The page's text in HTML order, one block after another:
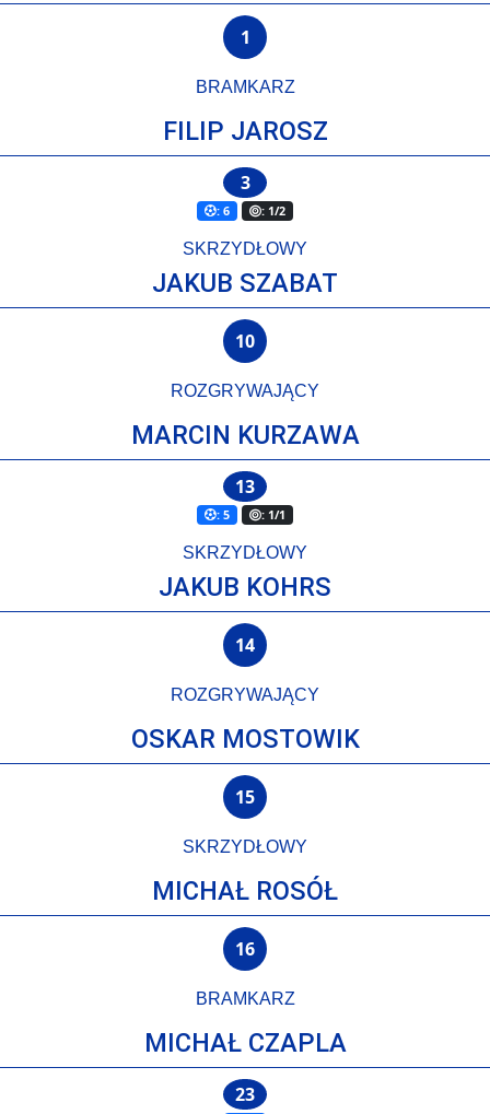
1
BRAMKARZ
FILIP JAROSZ
3
: 6 : 1/2
SKRZYDŁOWY
JAKUB SZABAT
10
ROZGRYWAJĄCY
MARCIN KURZAWA
13
: 5 : 1/1
SKRZYDŁOWY
JAKUB KOHRS
14
ROZGRYWAJĄCY
OSKAR MOSTOWIK
15
SKRZYDŁOWY
MICHAŁ ROSÓŁ
16
BRAMKARZ
MICHAŁ CZAPLA
23